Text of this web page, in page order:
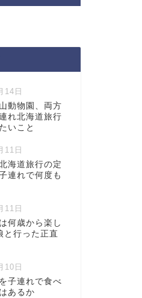
14日
動物園、両方
れ北海道旅行
いこと
11日
海道旅行の定
連れで何度も
11日
何歳から楽し
と行った正直
10日
子連れで食べ
あるか